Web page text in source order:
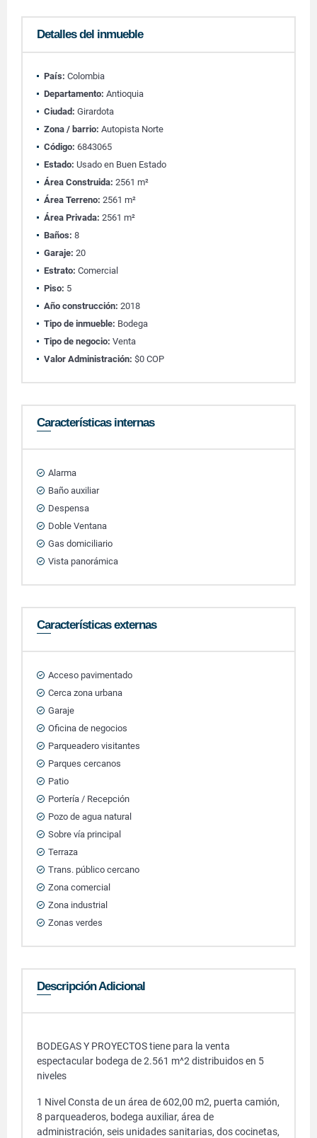
Detalles del inmueble
País: Colombia
Departamento: Antioquia
Ciudad: Girardota
Zona / barrio: Autopista Norte
Código: 6843065
Estado: Usado en Buen Estado
Área Construida: 2561 m²
Área Terreno: 2561 m²
Área Privada: 2561 m²
Baños: 8
Garaje: 20
Estrato: Comercial
Piso: 5
Año construcción: 2018
Tipo de inmueble: Bodega
Tipo de negocio: Venta
Valor Administración: $0 COP
Características internas
Alarma
Baño auxiliar
Despensa
Doble Ventana
Gas domiciliario
Vista panorámica
Características externas
Acceso pavimentado
Cerca zona urbana
Garaje
Oficina de negocios
Parqueadero visitantes
Parques cercanos
Patio
Portería / Recepción
Pozo de agua natural
Sobre vía principal
Terraza
Trans. público cercano
Zona comercial
Zona industrial
Zonas verdes
Descripción Adicional
BODEGAS Y PROYECTOS tiene para la venta
espectacular bodega de 2.561 m^2 distribuidos en 5
niveles
1 Nivel Consta de un área de 602,00 m2, puerta camión,
8 parqueaderos, bodega auxiliar, área de
administración, seis unidades sanitarias, dos cocinetas,